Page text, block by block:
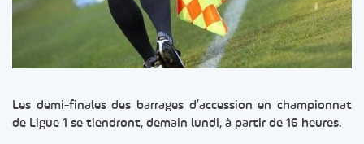
Les demi-finales des barrages d’accession en championnat
de Ligue 1 se tiendront, demain lundi, à partir de 16 heures.